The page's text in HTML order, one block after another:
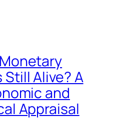
Alive? A
and
Appraisal